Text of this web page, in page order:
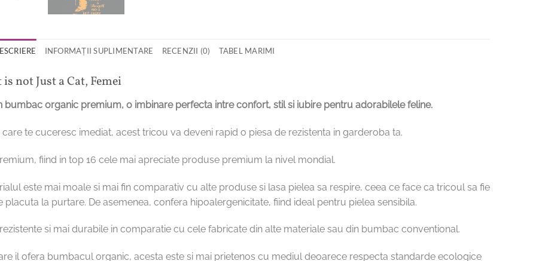
INFORMAȚII SUPLIMENTARE RECENZII (0) TABEL MARIMI
not Just a Cat, Femei
organic premium, o imbinare perfecta intre confort, stil si iubire pentru adorabilele feline.
te cuceresc imediat, acest tricou va deveni rapid o piesa de rezistenta in garderoba ta.
fiind in top 16 cele mai apreciate produse premium la nivel mondial.
este mai moale si mai fin comparativ cu alte produse si lasa pielea sa respire, ceea ce face ca tricoul sa fie
la purtare. De asemenea, confera hipoalergenicitate, fiind ideal pentru pielea sensibila.
si mai durabile in comparatie cu cele fabricate din alte materiale sau din bumbac conventional.
il ofera bumbacul organic, acesta este si mai prietenos cu mediul deoarece respecta standarde ecologice